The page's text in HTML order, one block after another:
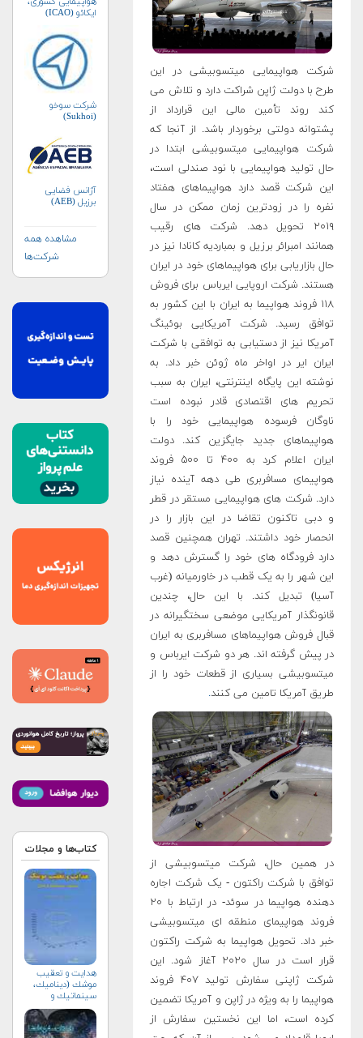
شرکت هواپیمایی میتسوبیشی در این
طرح با دولت ژاپن شراکت دارد و تلاش می
کند روند تأمین مالی این قرارداد از
پشتوانه دولتی برخوردار باشد. از آنجا که
شرکت هواپیمایی میتسوبیشی ابتدا در
حال تولید هواپیمایی با نود صندلی است،
این شرکت قصد دارد هواپیماهای هفتاد
نفره را در زودترین زمان ممکن در سال
۲۰۱۹ تحویل دهد. شرکت های رقیب
همانند امبرائر برزیل و بمباردیه کانادا نیز در
حال بازاریابی برای هواپیماهای خود در ایران
هستند. شرکت اروپایی ایرباس برای فروش
۱۱۸ فروند هواپیما به ایران با این کشور به
توافق رسید. شرکت آمریکایی بوئینگ
آمریکا نیز از دستیابی به توافقی با شرکت
ایران ایر در اواخر ماه ژوئن خبر داد. به
نوشته این پایگاه اینترنتی، ایران به سبب
تحریم های اقتصادی قادر نبوده است
ناوگان فرسوده هواپیمایی خود را با
هواپیماهای جدید جایگزین کند. دولت
ایران اعلام کرد به ۴۰۰ تا ۵۰۰ فروند
هواپیمای مسافربری طی دهه آینده نیاز
دارد. شرکت های هواپیمایی مستقر در قطر
و دبی تاکنون تقاضا در این بازار را در
انحصار خود داشتند. تهران همچنین قصد
دارد فرودگاه های خود را گسترش دهد و
این شهر را به یک قطب در خاورمیانه (غرب
آسیا) تبدیل کند. با این حال، چندین
قانونگذار آمریکایی موضعی سختگیرانه در
قبال فروش هواپیماهای مسافربری به ایران
در پیش گرفته اند. هر دو شرکت ایرباس و
میتسوبیشی بسیاری از قطعات خود را از
طریق آمریکا تامین می کنند.
در همین حال، شرکت میتسوبیشی از
توافق با شرکت راکتون - یک شرکت اجاره
دهنده هواپیما در سوئد- در ارتباط با ۲۰
فروند هواپیمای منطقه ای میتسوبیشی
خبر داد. تحویل هواپیما به شرکت راکتون
قرار است در سال ۲۰۲۰ آغاز شود. این
شرکت ژاپنی سفارش تولید ۴۰۷ فروند
هواپیما را به ویژه در ژاپن و آمریکا تضمین
کرده است، اما این نخستین سفارش از
ایکائو (ICAO)
شرکت سوخو
(Sukhoi)
آژانس فضایی
برزیل (AEB)
مشاهده همه
شرکت‌ها
کتاب‌ها و مجلات
هدايت و تعقيب
موشك (ديناميك،
سينماتيك و
كنترل)